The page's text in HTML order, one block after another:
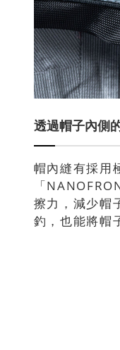
透過帽子內側
帽內縫有採用
「
擦力，減少帽
釣，也能將帽